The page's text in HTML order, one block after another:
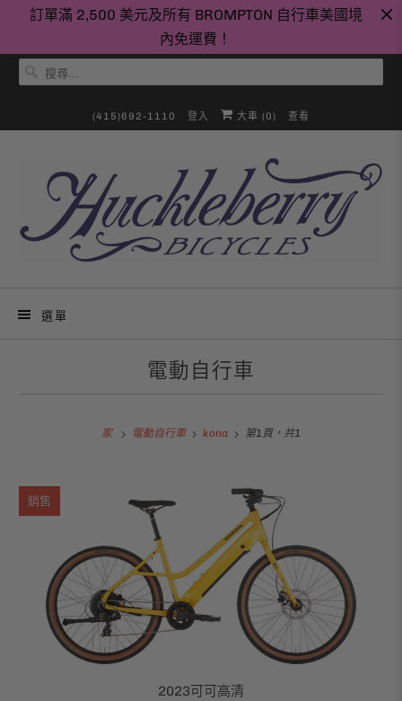
訂單滿 2,500 美元及所有 BROMPTON 自行車美國境
內免運費！
(415)692-1110 登入 大車 (0) 查看
選單
電動自行車
家 電動自行車 kona 第1頁，共1
2023可可高清
銷售